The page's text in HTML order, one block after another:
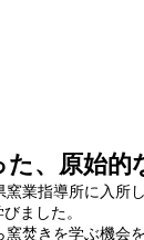
、原始的
業指導所に入所
ました。
窯焚きを学ぶ機会